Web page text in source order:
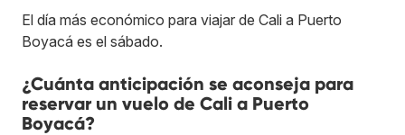
El día más económico para viajar de Cali a Puerto
Boyacá es el sábado.
¿Cuánta anticipación se aconseja para
reservar un vuelo de Cali a Puerto
Boyacá?